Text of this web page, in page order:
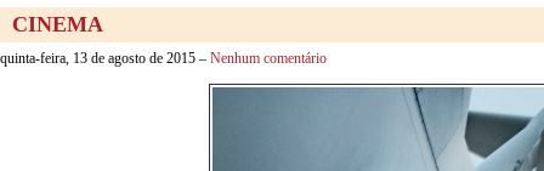
CINEMA
quinta-feira, 13 de agosto de 2015 – Nenhum comentário